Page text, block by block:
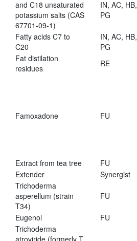
and C18 unsaturated
potassium salts (CAS
67701-09-1)
IN, AC, HB,
PG
Fatty acids C7 to
C20
IN, AC, HB,
PG
Fat distilation
residues
RE
Famoxadone FU
Extract from tea tree FU
Extender
Synergist
Trichoderma
asperellum (strain
T34)
FU
Eugenol FU
Trichoderma